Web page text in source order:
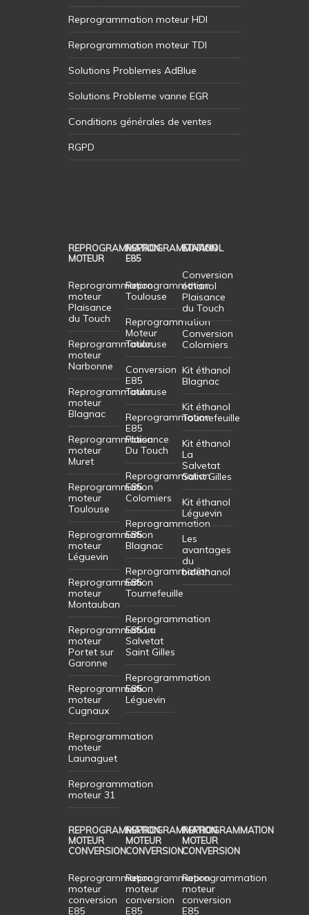
Reprogrammation moteur HDI
Reprogrammation moteur TDI
Solutions Problemes AdBlue
Solutions Probleme vanne EGR
Conditions générales de ventes
RGPD
REPROGRAMMATION
MOTEUR
Reprogrammation
moteur
Plaisance
du Touch
Reprogrammation
moteur
Narbonne
Reprogrammation
moteur
Blagnac
Reprogrammation
moteur
Muret
Reprogrammation
moteur
Toulouse
Reprogrammation
moteur
Léguevin
Reprogrammation
moteur
Montauban
Reprogrammation
moteur
Portet sur
Garonne
Reprogrammation
moteur
Cugnaux
Reprogrammation
moteur
Launaguet
Reprogrammation
moteur 31
REPROGRAMMATION
E85
Reprogrammation
Toulouse
Reprogrammation
Moteur
Toulouse
Conversion
E85
Toulouse
Reprogrammation
E85
Plaisance
Du Touch
Reprogrammation
E85
Colomiers
Reprogrammation
E85
Blagnac
Reprogrammation
E85
Tournefeuille
Reprogrammation
E85 La
Salvetat
Saint Gilles
Reprogrammation
E85
Léguevin
ETHANOL
Conversion
éthanol
Plaisance
du Touch
Conversion
Colomiers
Kit éthanol
Blagnac
Kit éthanol
Tournefeuille
Kit éthanol
La
Salvetat
Saint Gilles
Kit éthanol
Léguevin
Les
avantages
du
bioéthanol
REPROGRAMMATION
MOTEUR
CONVERSION
Reprogrammation
moteur
conversion
E85
REPROGRAMMATION
MOTEUR
CONVERSION
Reprogrammation
moteur
conversion
E85
REPROGRAMMATION
MOTEUR
CONVERSION
Reprogrammation
moteur
conversion
E85